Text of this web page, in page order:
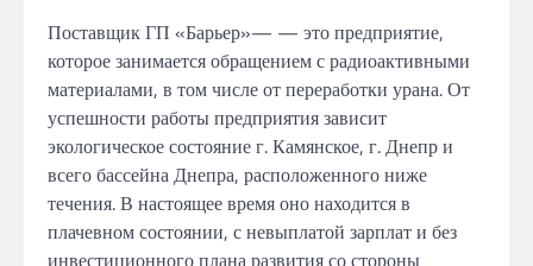
Поставщик ГП «Барьер»— — этопредприятие,
которое занимается обращениемсрадиоактивными
материалами, в том числеотпереработки урана.От
успешности работыпредприятия зависит
экологическоесостояниег. Камянское, г. Днепри
всего бассейна Днепра, расположенного ниже
течения.В настоящее времяононаходится в
плачевном состоянии, с невыплатой зарплат и без
инвестиционного планаразвитиясостороны